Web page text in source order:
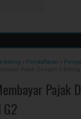
e-billing Pendaftaran
Pajak